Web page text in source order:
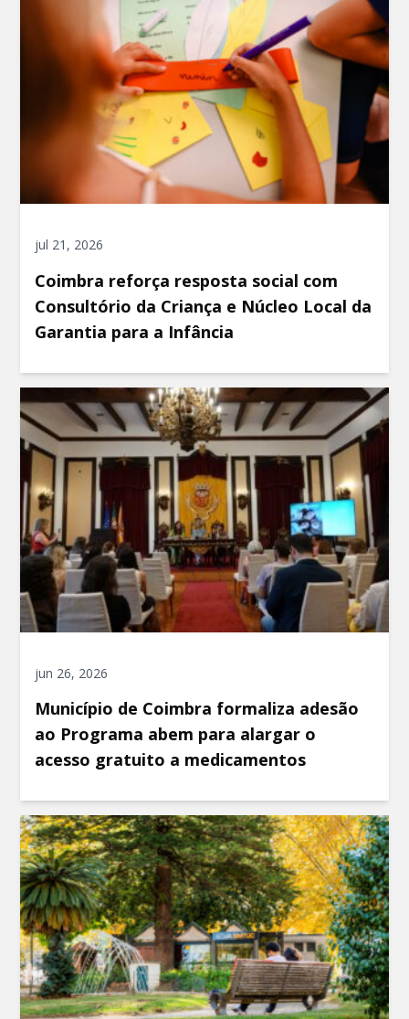
jul 21, 2026
Coimbra reforça resposta social com
Consultório da Criança e Núcleo Local da
Garantia para a Infância
jun 26, 2026
Município de Coimbra formaliza adesão
ao Programa abem para alargar o
acesso gratuito a medicamentos